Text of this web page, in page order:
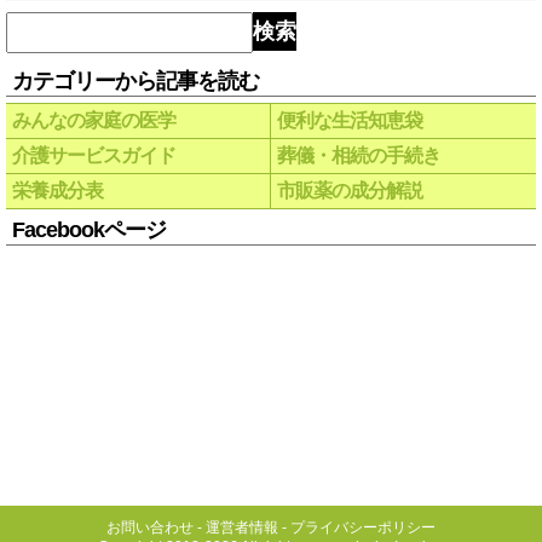
検索
カテゴリーから記事を読む
みんなの家庭の医学
便利な生活知恵袋
介護サービスガイド
葬儀・相続の手続き
栄養成分表
市販薬の成分解説
Facebookページ
お問い合わせ - 運営者情報 - プライバシーポリシー